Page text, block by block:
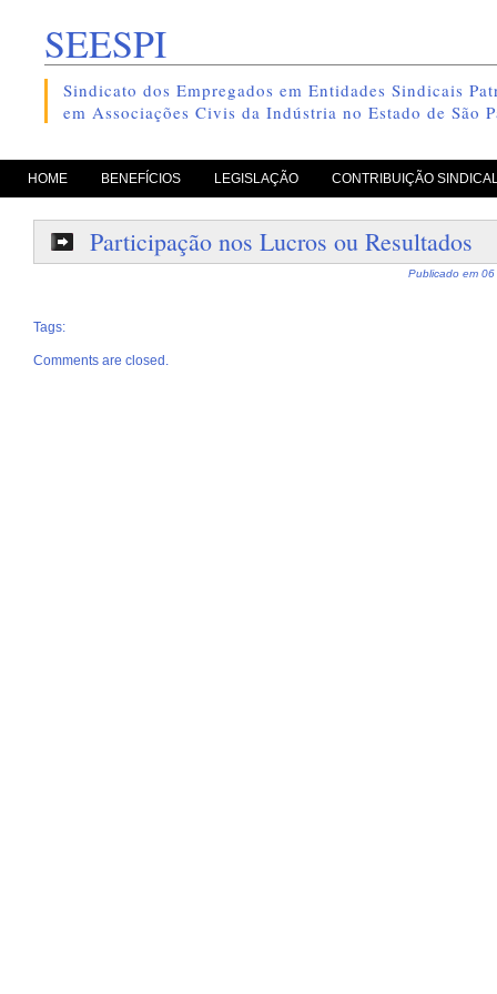
SEESPI
Sindicato dos Empregados em Entidades Sindicais
em Associações Civis da Indústria no Estado de São
pule para o conteúdo
HOME BENEFÍCIOS LEGISLAÇÃO CONTRIBUIÇÃO
Participação nos Lucros ou Resultados
Publicado em 06
Tags:
Comments are closed.